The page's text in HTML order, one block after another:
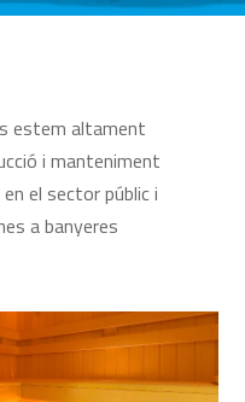
estem altament
i manteniment
en el sector públic i
a banyeres